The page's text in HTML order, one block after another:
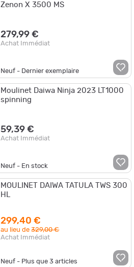
Zenon X 3500 MS
279,99 €
Achat Immédiat
Neuf - Dernier exemplaire
Moulinet Daiwa Ninja 2023 LT1000
spinning
59,39 €
Achat Immédiat
Neuf - En stock
MOULINET DAIWA TATULA TWS 300
HL
299,40 €
au lieu de329,00 €
Achat Immédiat
Neuf - Plus que3 articles